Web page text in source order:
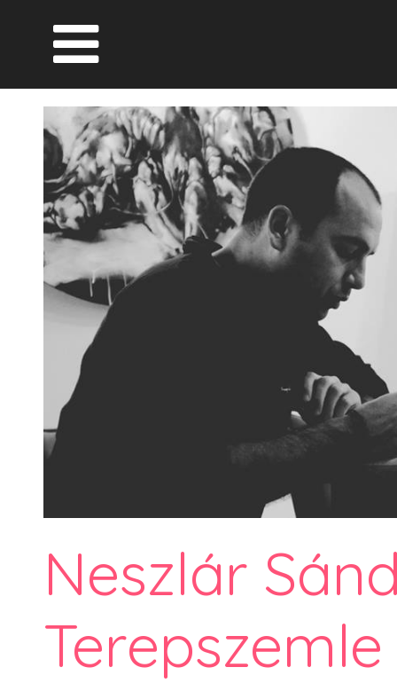
Neszlár
Terepszemle